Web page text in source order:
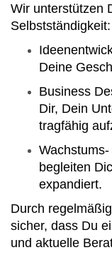
Wir unterstützen
Selbstständigkeit:
Deine
Business
Dir, Dein
tragfähig
begleiten
expandiert.
Durch
sicher, dass Du
und aktuelle